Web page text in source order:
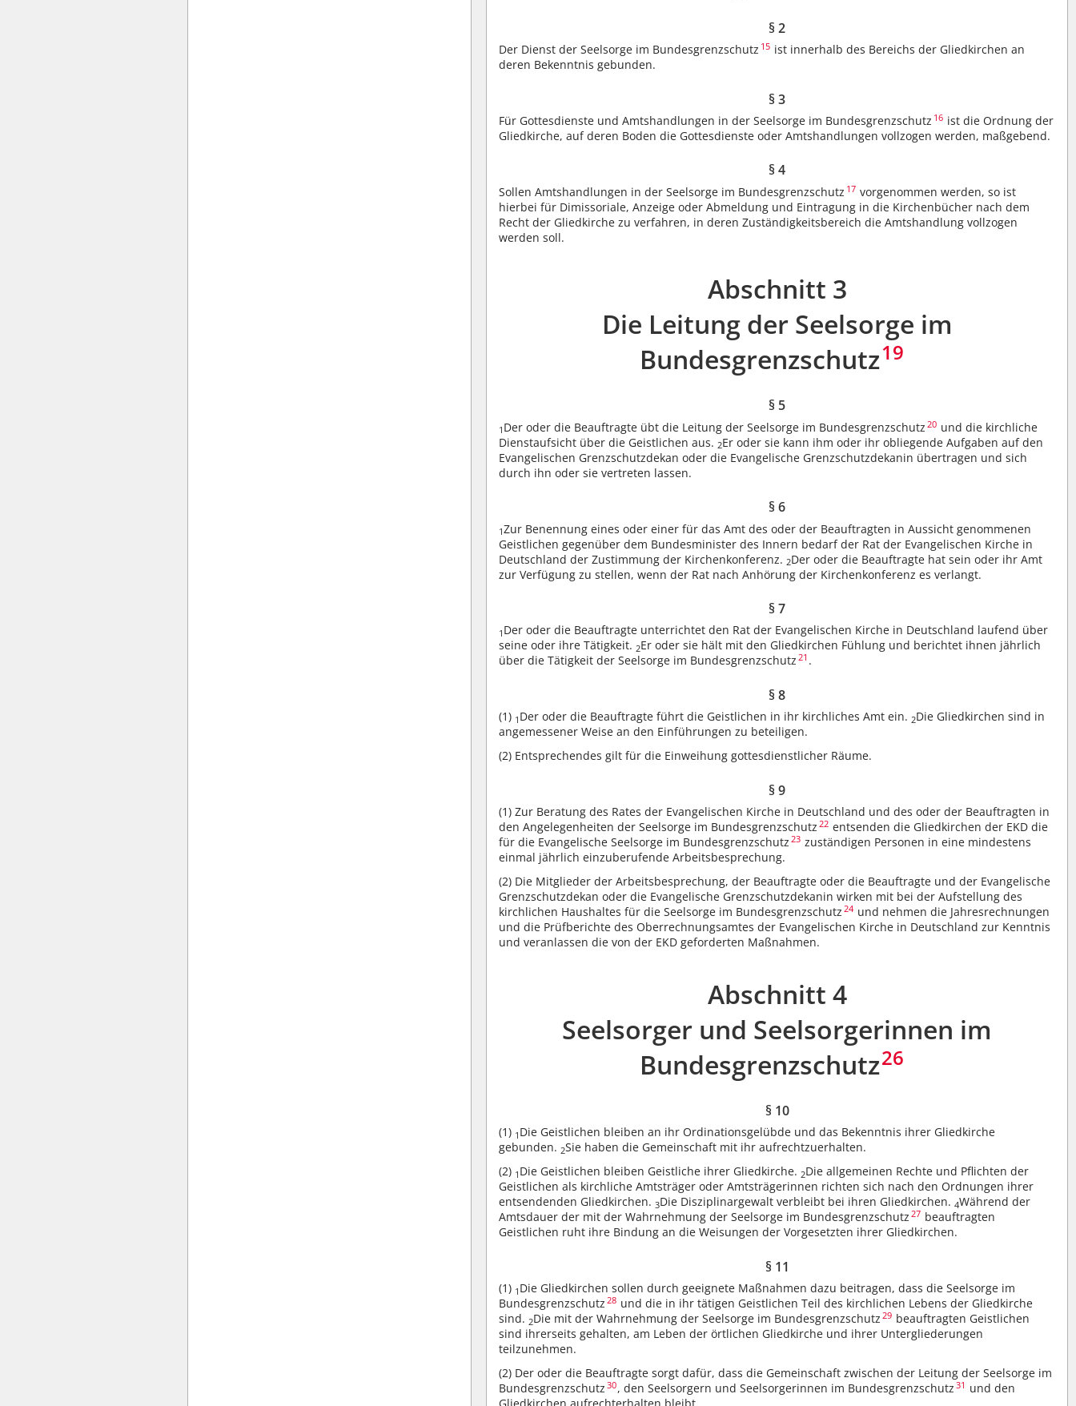
§ 2
Der Dienst der Seelsorge im Bundesgrenzschutz 15 ist innerhalb des Bereichs der Gliedkirchen an
deren Bekenntnis gebunden.
§ 3
Für Gottesdienste und Amtshandlungen in der Seelsorge im Bundesgrenzschutz 16 ist die Ordnung der
Gliedkirche, auf deren Boden die Gottesdienste oder Amtshandlungen vollzogen werden, maßgebend.
§ 4
Sollen Amtshandlungen in der Seelsorge im Bundesgrenzschutz 17 vorgenommen werden, so ist
hierbei für Dimissoriale, Anzeige oder Abmeldung und Eintragung in die Kirchenbücher nach dem
Recht der Gliedkirche zu verfahren, in deren Zuständigkeitsbereich die Amtshandlung vollzogen
werden soll.
Abschnitt 3
Die Leitung der Seelsorge im
Bundesgrenzschutz19
§ 5
1 Der oder die Beauftragte übt die Leitung der Seelsorge im Bundesgrenzschutz 20 und die kirchliche
Dienstaufsicht über die Geistlichen aus. 2Er oder sie kann ihm oder ihr obliegende Aufgaben auf den
Evangelischen Grenzschutzdekan oder die Evangelische Grenzschutzdekanin übertragen und sich
durch ihn oder sie vertreten lassen.
§ 6
1Zur Benennung eines oder einer für das Amt des oder der Beauftragten in Aussicht genommenen
Geistlichen gegenüber dem Bundesminister des Innern bedarf der Rat der Evangelischen Kirche in
Deutschland der Zustimmung der Kirchenkonferenz. 2Der oder die Beauftragte hat sein oder ihr Amt
zur Verfügung zu stellen, wenn der Rat nach Anhörung der Kirchenkonferenz es verlangt.
§ 7
1 Der oder die Beauftragte unterrichtet den Rat der Evangelischen Kirche in Deutschland laufend über
seine oder ihre Tätigkeit. 2Er oder sie hält mit den Gliedkirchen Fühlung und berichtet ihnen jährlich
über die Tätigkeit der Seelsorge im Bundesgrenzschutz 21 .
§ 8
(1) 1 Der oder die Beauftragte führt die Geistlichen in ihr kirchliches Amt ein. 2Die Gliedkirchen sind in
angemessener Weise an den Einführungen zu beteiligen.
(2) Entsprechendes gilt für die Einweihung gottesdienstlicher Räume.
§ 9
(1) Zur Beratung des Rates der Evangelischen Kirche in Deutschland und des oder der Beauftragten in
den Angelegenheiten der Seelsorge im Bundesgrenzschutz 22 entsenden die Gliedkirchen der EKD die
für die Evangelische Seelsorge im Bundesgrenzschutz 23 zuständigen Personen in eine mindestens
einmal jährlich einzuberufende Arbeitsbesprechung.
(2) Die Mitglieder der Arbeitsbesprechung, der Beauftragte oder die Beauftragte und der Evangelische
Grenzschutzdekan oder die Evangelische Grenzschutzdekanin wirken mit bei der Aufstellung des
kirchlichen Haushaltes für die Seelsorge im Bundesgrenzschutz 24 und nehmen die Jahresrechnungen
und die Prüfberichte des Oberrechnungsamtes der Evangelischen Kirche in Deutschland zur Kenntnis
und veranlassen die von der EKD geforderten Maßnahmen.
Abschnitt 4
Seelsorger und Seelsorgerinnen im
Bundesgrenzschutz26
§ 10
(1) 1 Die Geistlichen bleiben an ihr Ordinationsgelübde und das Bekenntnis ihrer Gliedkirche
gebunden. 2Sie haben die Gemeinschaft mit ihr aufrechtzuerhalten.
(2) 1 Die Geistlichen bleiben Geistliche ihrer Gliedkirche. 2Die allgemeinen Rechte und Pflichten der
Geistlichen als kirchliche Amtsträger oder Amtsträgerinnen richten sich nach den Ordnungen ihrer
entsendenden Gliedkirchen.3Die Disziplinargewalt verbleibt bei ihren Gliedkirchen.4Während der
Amtsdauer der mit der Wahrnehmung der Seelsorge im Bundesgrenzschutz 27 beauftragten
Geistlichen ruht ihre Bindung an die Weisungen der Vorgesetzten ihrer Gliedkirchen.
§ 11
(1) 1 Die Gliedkirchen sollen durch geeignete Maßnahmen dazu beitragen, dass die Seelsorge im
Bundesgrenzschutz 28 und die in ihr tätigen Geistlichen Teil des kirchlichen Lebens der Gliedkirche
sind. 2Die mit der Wahrnehmung der Seelsorge im Bundesgrenzschutz 29 beauftragten Geistlichen
sind ihrerseits gehalten, am Leben der örtlichen Gliedkirche und ihrer Untergliederungen
teilzunehmen.
(2) Der oder die Beauftragte sorgt dafür, dass die Gemeinschaft zwischen der Leitung der Seelsorge im
Bundesgrenzschutz 30, den Seelsorgern und Seelsorgerinnen im Bundesgrenzschutz 31 und den